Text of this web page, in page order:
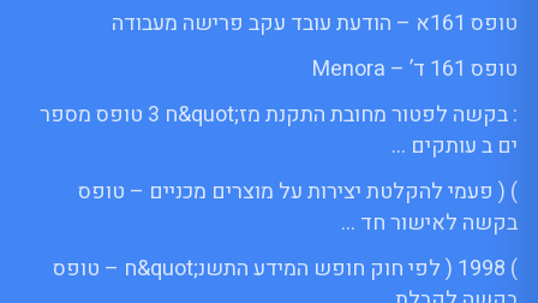
טופס 161א – הודעת עובד עקב פרישה מעבודה
טופס 161 ד’ – Menora
: בקשה לפטור מחובת התקנת מז;quot&ח 3 טופס מספר
ים ב עותקים …
) ( פעמי להקלטת יצירות על מוצרים מכניים – טופס
בקשה לאישור חד …
) 1998 ( לפי חוק חופש המידע התשנ;quot&ח – טופס